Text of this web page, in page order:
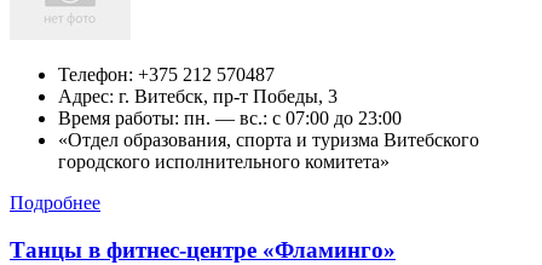
Телефон: +375 212 570487
Адрес: г. Витебск, пр-т Победы, 3
Время работы: пн. — вс.: c 07:00 до 23:00
«Отдел образования, спорта и туризма Витебского
городского исполнительного комитета»
Подробнее
Танцы в фитнес-центре «Фламинго»